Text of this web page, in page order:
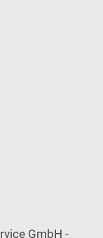
GmbH -